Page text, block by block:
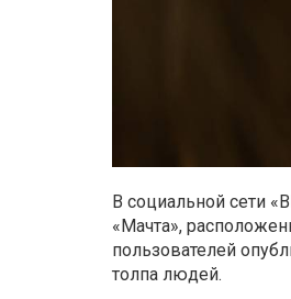
В социальной сети
«Мачта»,
пользователей
толпа людей.